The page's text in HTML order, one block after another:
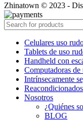
Zhinatown © 2023 -
Celulares uso
Tablets de uso
Handheld con
Computadoras de
Intrínsecamente
Reacondicionados
Nosotros
¿Quiénes
BLOG